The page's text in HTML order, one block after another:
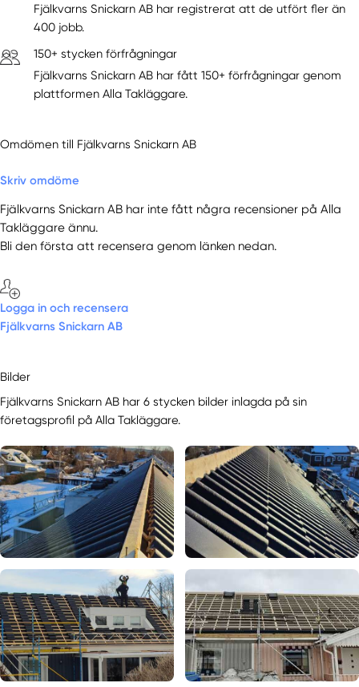
Fjälkvarns Snickarn AB har registrerat att de utfört fler än
400 jobb.
150+ stycken förfrågningar
Fjälkvarns Snickarn AB har fått 150+ förfrågningar genom
plattformen Alla Takläggare.
Omdömen till Fjälkvarns Snickarn AB
Skriv omdöme
Fjälkvarns Snickarn AB har inte fått några recensioner på Alla
Takläggare ännu.
Bli den första att recensera genom länken nedan.
Logga in och recensera
Fjälkvarns Snickarn AB
Bilder
Fjälkvarns Snickarn AB har 6 stycken bilder inlagda på sin
företagsprofil på Alla Takläggare.